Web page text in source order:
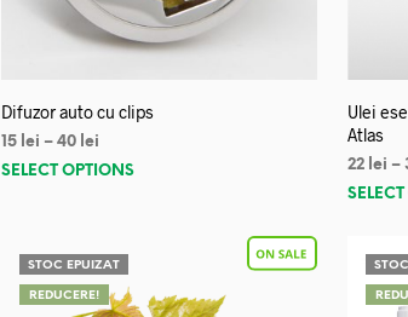
Difuzor auto cu clips
15 lei –40 lei
SELECT OPTIONS
Ulei
Atlas
22 lei –
STOC EPUIZAT
REDUCERE!